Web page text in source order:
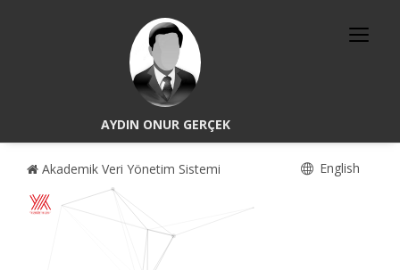
AYDIN ONUR GERÇEK
Akademik Veri Yönetim Sistemi English